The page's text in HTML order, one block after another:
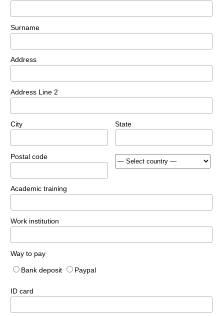
Surname
Address
Address Line 2
City State
Postal code
Academic training
Work institution
Way to pay
Bank deposit Paypal
ID card